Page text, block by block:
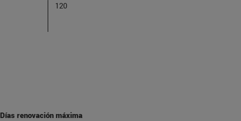
120
Días renovación máxima